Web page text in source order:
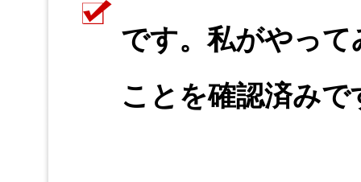
です。私がやっ
ことを確認済みで